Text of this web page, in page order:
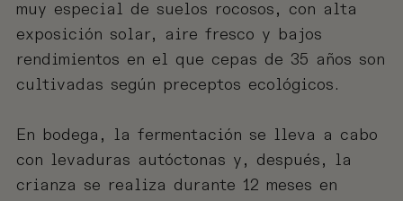
muy especial de suelos rocosos, con alta
exposición solar, aire fresco y bajos
rendimientos en el que cepas de 35 años son
cultivadas según preceptos ecológicos.
En bodega, la fermentación se lleva a cabo
con levaduras autóctonas y, después, la
crianza se realiza durante 12 meses en